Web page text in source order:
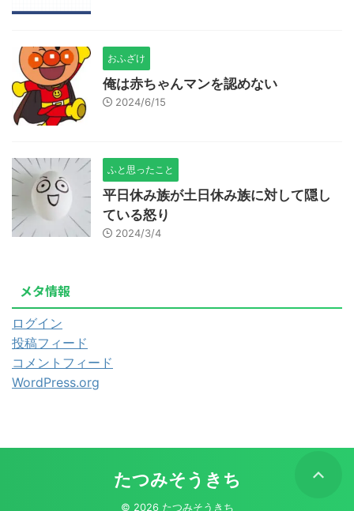
おふざけ
俺は赤ちゃんマンを認めない
2024/6/15
ふと思ったこと
平日休み族が土日休み族に対して隠し
ている怒り
2024/3/4
メタ情報
ログイン
投稿フィード
コメントフィード
WordPress.org
たつみそうきち
© 2026 たつみそうきち